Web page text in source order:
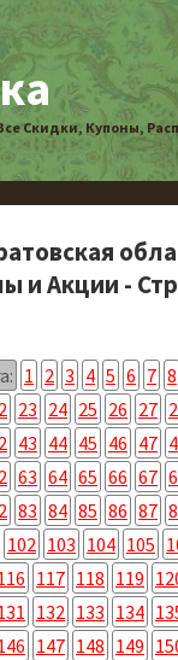
Скидки, Купоны,
и Акции -
1 2 3 4 5 6 7 8
23 24 25 26 27
43 44 45 46 47
63 64 65 66 67
83 84 85 86 87
102 103 104 105
117 118 119
132 133 134
147 148 149